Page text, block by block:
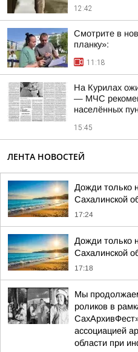
12:42
Смотрите в
планку»:
11:18
На Курилах
— МЧС
населённых
15:45
ЛЕНТА НОВОСТЕЙ
Дожди только
Сахалинской
17:24
Дожди только
Сахалинской
17:18
Мы
роликов в
ассоциацией
области при